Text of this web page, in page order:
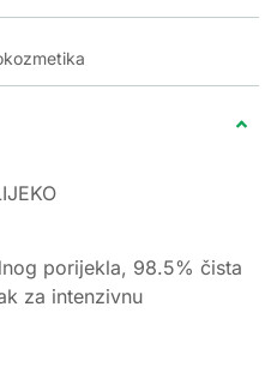
porijekla, 98.5% čista
za intenzivnu